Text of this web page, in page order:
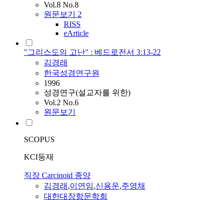
Vol.8 No.8
원문보기 2
RISS
eArticle
"그리스도의 고난" : 베드로전서 3:13-22
김경래
한국성경연구원
1996
성경연구(설교자를 위한)
Vol.2 No.6
원문보기
SCOPUS
KCI등재
직장 Carcinoid 종양
김경래 ,이연임,신용운,주영채
대한대장항문학회